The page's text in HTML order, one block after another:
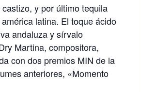
y por último tequila
latina. El toque ácido
andaluza y sírvalo
Martina, compositora,
con dos premios MIN de la
anteriores, «Momento